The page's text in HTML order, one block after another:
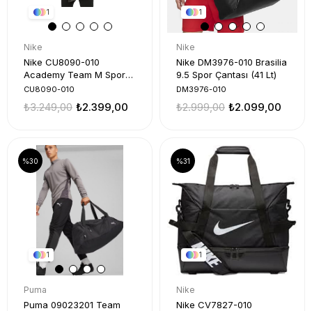
1
Nike
Nike CU8090-010
Academy Team M Spor
Çanta
CU8090-010
₺2.399,00
₺3.249,00
1
Nike
Nike DM3976-010 Brasilia
9.5 Spor Çantası (41 Lt)
DM3976-010
₺2.099,00
₺2.999,00
1
Puma
Puma 09023201 Team
%30
1
Nike
Nike CV7827-010
%31